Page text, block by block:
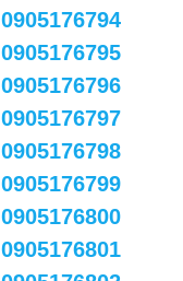
0905176794
0905176795
0905176796
0905176797
0905176798
0905176799
0905176800
0905176801